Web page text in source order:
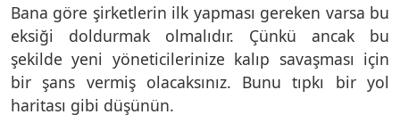
Bana göre şirketlerin ilk yapması gereken varsa bu
eksiği doldurmak olmalıdır. Çünkü ancak bu
şekilde yeni yöneticilerinize kalıp savaşması için
bir şans vermiş olacaksınız. Bunu tıpkı bir yol
haritası gibi düşünün.